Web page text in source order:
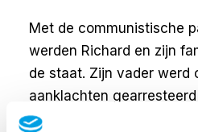
Met de communistische
werden Richard en zijn
de staat. Zijn vader werd
aanklachten
een jaar cel. Als gevolg